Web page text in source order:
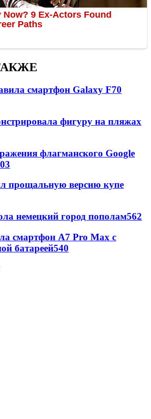
смартфон Galaxy F70
фигуру на пляжах
флагманского Google
прощальную версию купе
немецкий город пополам562
смартфон A7 Pro Max с
батареей540